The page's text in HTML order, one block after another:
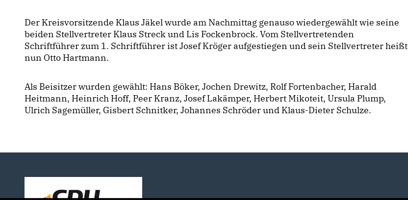
Der Kreisvorsitzende Klaus Jäkel wurde am Nachmittag genauso wiedergewählt wie seine
beiden Stellvertreter Klaus Streck und Lis Fockenbrock. Vom Stellvertretenden
Schriftführer zum 1. Schriftführer ist Josef Kröger aufgestiegen und sein Stellvertreter heißt
nun Otto Hartmann.
Als Beisitzer wurden gewählt: Hans Böker, Jochen Drewitz, Rolf Fortenbacher, Harald
Heitmann, Heinrich Hoff, Peer Kranz, Josef Lakämper, Herbert Mikoteit, Ursula Plump,
Ulrich Sagemüller, Gisbert Schnitker, Johannes Schröder und Klaus-Dieter Schulze.